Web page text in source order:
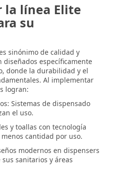
la línea Elite
su
sinónimo de calidad y
diseñados específicamente
donde la durabilidad y el
Al implementar
logran:
Sistemas de dispensado
el uso.
y toallas con tecnología
cantidad por uso.
modernos en dispensers
sanitarios y áreas